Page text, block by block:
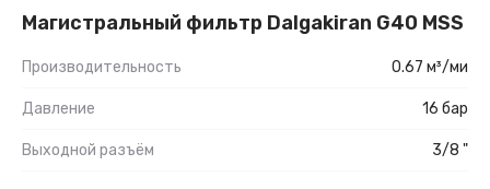
Магистральный фильтр Dalgakiran G40 MSS
Производительность 0.67 м³/ми
Давление 16 бар
Выходной разъём 3/8 "